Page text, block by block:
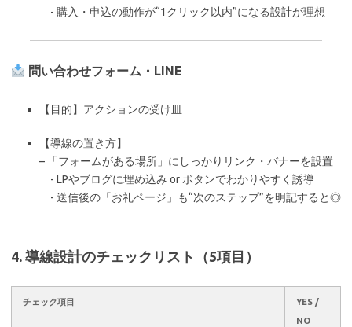
- 購入・申込の動作が“1クリック以内”になる設計が理想
問い合わせフォーム・LINE
【目的】アクションの受け皿
【導線の置き方】
– 「フォームがある場所」にしっかりリンク・バナーを設置
- LPやブログに埋め込み or ボタンでわかりやすく誘導
- 送信後の「お礼ページ」も“次のステップ”を明記すると◎
4. 導線設計のチェックリスト（5項目）
チェック項目
YES /
NO